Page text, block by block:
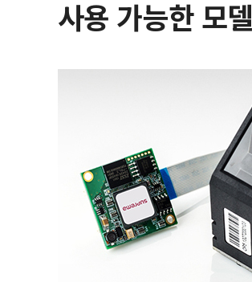
사용 가능한 모델